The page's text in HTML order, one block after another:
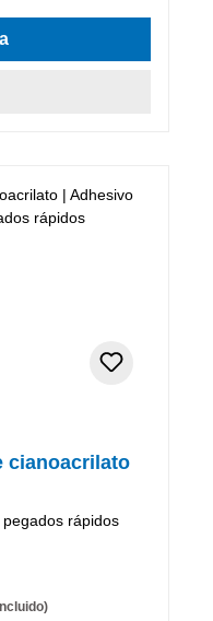
cianoacrilato
rápidos